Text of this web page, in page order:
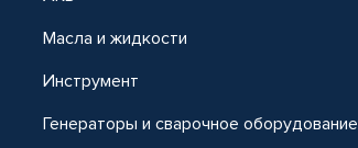
Масла и жидкости
Инструмент
Генераторы и сварочное оборудование